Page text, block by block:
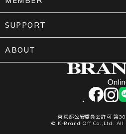
facebook
東京都公安委員会許可 第
© K-Brand Off Co.,Ltd. All
SUPPORT
ABOUT